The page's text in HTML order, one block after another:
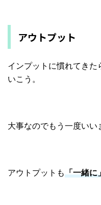
アウトプット
インプットに慣れてき
いこう。
大事なのでもう一度いい
アウトプットも「一緒に